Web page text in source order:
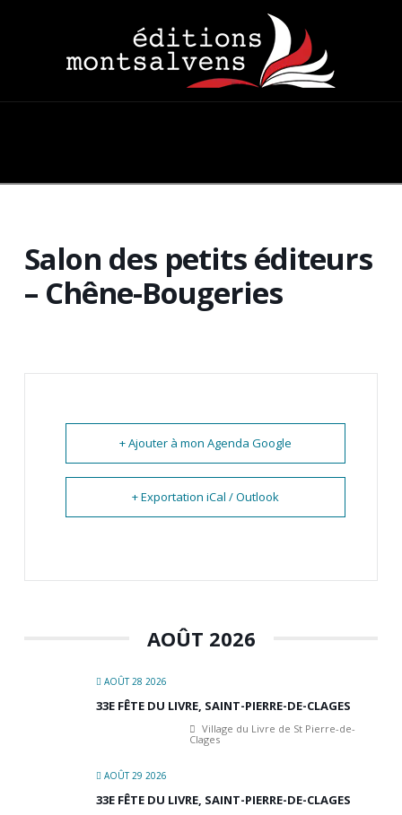
Salon des petits éditeurs
– Chêne-Bougeries
+ Ajouter à mon Agenda Google
+ Exportation iCal / Outlook
AOÛT 2026
AOÛT 28 2026
33E FÊTE DU LIVRE, SAINT-PIERRE-DE-CLAGES
Village du Livre de St Pierre-de-
Clages
AOÛT 29 2026
33E FÊTE DU LIVRE, SAINT-PIERRE-DE-CLAGES